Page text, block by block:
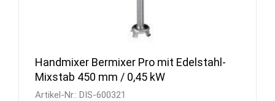
Handmixer Bermixer Pro mit Edelstahl-
Mixstab 450 mm / 0,45 kW
Artikel-Nr.: DIS-600321